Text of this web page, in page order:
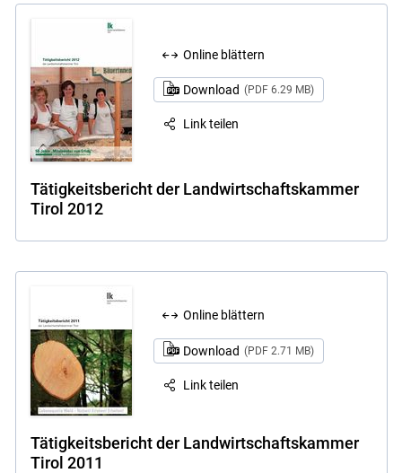
Online blättern
Download (PDF 6.29 MB)
Link teilen
Tätigkeitsbericht der Landwirtschaftskammer
Tirol 2012
Online blättern
Download (PDF 2.71 MB)
Link teilen
Tätigkeitsbericht der Landwirtschaftskammer
Tirol 2011